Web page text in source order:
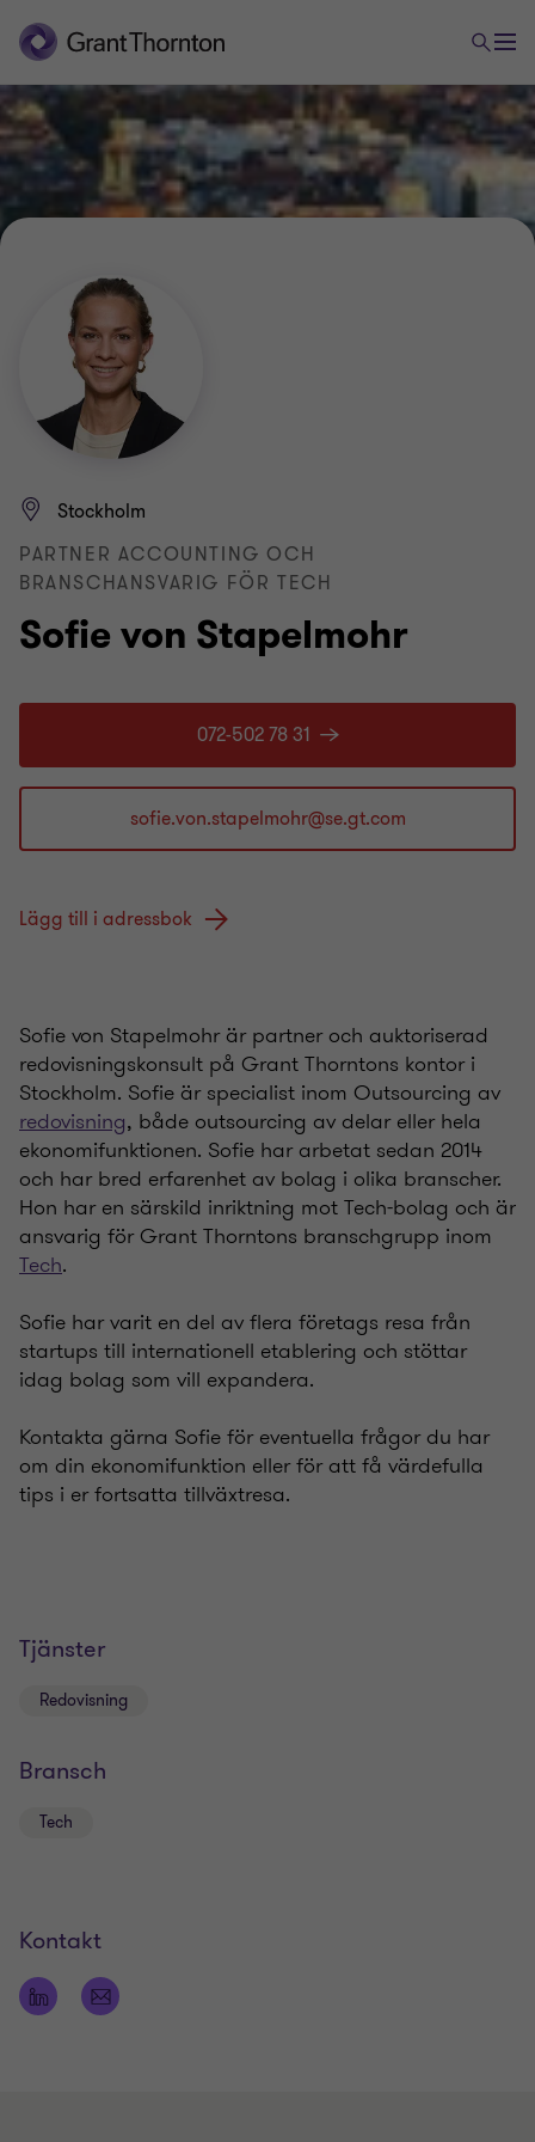
Sofie von Stapelmohr
Stockholm
PARTNER ACCOUNTING OCH
BRANSCHANSVARIG FÖR TECH
072-502 78 31
Lägg till i adressbok
Sofie von Stapelmohr är partner och auktoriserad
redovisningskonsult på Grant Thorntons kontor i
Stockholm. Sofie är specialist inom Outsourcing av
redovisning, både outsourcing av delar eller hela
ekonomifunktionen. Sofie har arbetat sedan 2014
och har bred erfarenhet av bolag i olika branscher.
Hon har en särskild inriktning mot Tech-bolag och är
ansvarig för Grant Thorntons branschgrupp inom
Tech.
Sofie har varit en del av flera företags resa från
startups till internationell etablering och stöttar
idag bolag som vill expandera.
Kontakta gärna Sofie för eventuella frågor du har
om din ekonomifunktion eller för att få värdefulla
tips i er fortsatta tillväxtresa.
Tjänster
Redovisning
Bransch
Tech
Kontakt